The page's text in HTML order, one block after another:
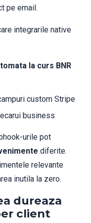
pe email.
integrarile native
la curs BNR
custom Stripe
business
urile pot
diferite.
relevante
inutila la zero.
dureaza
client